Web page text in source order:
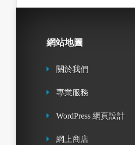
網站地圖
關於我們
專業服務
WordPress 網頁設計
網上商店